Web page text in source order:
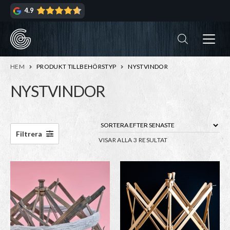
Hoppa
navigering
Hoppa
innehåll
4.9
HEM PRODUKT TILLBEHÖRSTYP NYSTVINDOR
NYSTVINDOR
VISAR ALLA 3 RESULTATSORTERA
Filtrera
Den
här
produkten
har
flera
varianter.